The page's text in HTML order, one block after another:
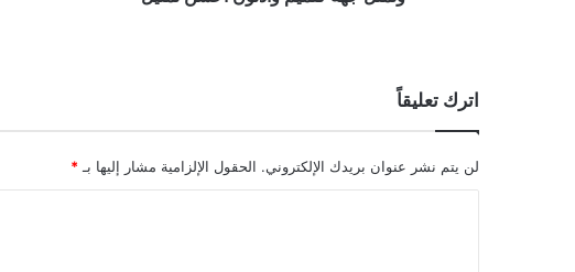
اترك تعليقاً
لن يتم نشر عنوان بريدك الإلكتروني. الحقول الإلزامية مشار إليها بـ *